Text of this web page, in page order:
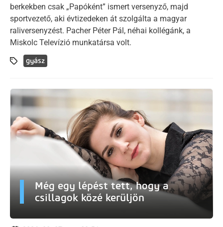
berkekben csak „Papóként” ismert versenyző, majd
sportvezető, aki évtizedeken át szolgálta a magyar
raliversenyzést. Pacher Péter Pál, néhai kollégánk, a
Miskolc Televízió munkatársa volt.
gyász
Még egy lépést tett, hogy a
csillagok közé kerüljön